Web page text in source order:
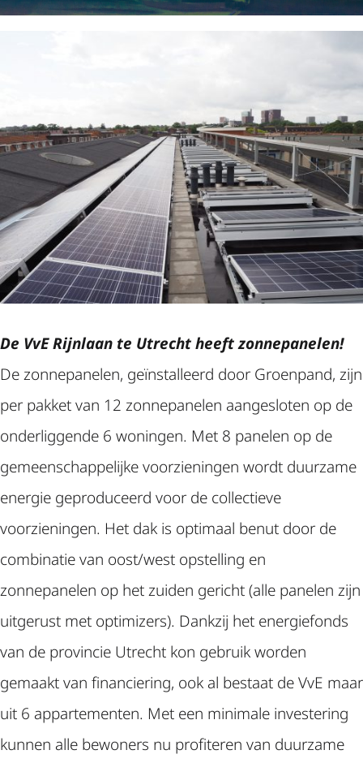
De VvE Rijnlaan te Utrecht heeft zonnepanelen!
De zonnepanelen, geïnstalleerd door Groenpand, zijn
per pakket van 12 zonnepanelen aangesloten op de
onderliggende 6 woningen. Met 8 panelen op de
gemeenschappelijke voorzieningen wordt duurzame
energie geproduceerd voor de collectieve
voorzieningen. Het dak is optimaal benut door de
combinatie van oost/west opstelling en
zonnepanelen op het zuiden gericht (alle panelen zijn
uitgerust met optimizers). Dankzij het energiefonds
van de provincie Utrecht kon gebruik worden
gemaakt van financiering, ook al bestaat de VvE maar
uit 6 appartementen. Met een minimale investering
kunnen alle bewoners nu profiteren van duurzame